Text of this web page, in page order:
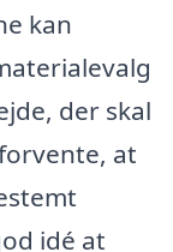
kan
der skal
at
idé at